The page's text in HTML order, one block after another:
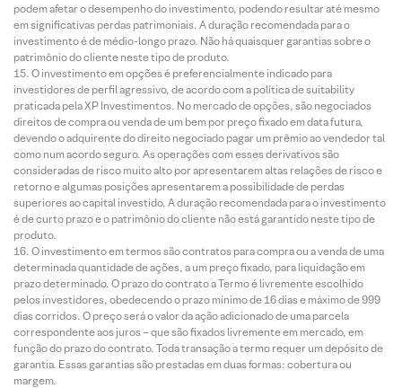
podem afetar o desempenho do investimento, podendo resultar até mesmo
em significativas perdas patrimoniais. A duração recomendada para o
investimento é de médio-longo prazo. Não há quaisquer garantias sobre o
patrimônio do cliente neste tipo de produto.
O investimento em opções é preferencialmente indicado para
investidores de perfil agressivo, de acordo com a política de suitability
praticada pela XP Investimentos. No mercado de opções, são negociados
direitos de compra ou venda de um bem por preço fixado em data futura,
devendo o adquirente do direito negociado pagar um prêmio ao vendedor tal
como num acordo seguro. As operações com esses derivativos são
consideradas de risco muito alto por apresentarem altas relações de risco e
retorno e algumas posições apresentarem a possibilidade de perdas
superiores ao capital investido. A duração recomendada para o investimento
é de curto prazo e o patrimônio do cliente não está garantido neste tipo de
produto.
O investimento em termos são contratos para compra ou a venda de uma
determinada quantidade de ações, a um preço fixado, para liquidação em
prazo determinado. O prazo do contrato a Termo é livremente escolhido
pelos investidores, obedecendo o prazo mínimo de 16 dias e máximo de 999
dias corridos. O preço será o valor da ação adicionado de uma parcela
correspondente aos juros – que são fixados livremente em mercado, em
função do prazo do contrato. Toda transação a termo requer um depósito de
garantia. Essas garantias são prestadas em duas formas: cobertura ou
margem.